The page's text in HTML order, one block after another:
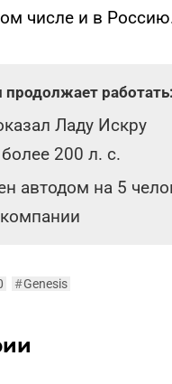
числе и в
продолжает работать:
Ладу Искру
200 л. с.
автодом на 5
#Genesis